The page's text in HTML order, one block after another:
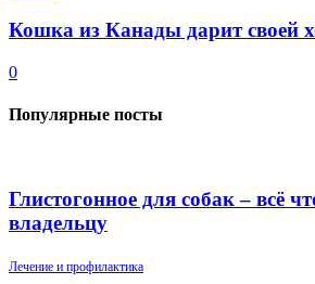
Кошка из Канады дарит своей
0
Популярные посты
Глистогонное для собак – всё
владельцу
Лечение и профилактика